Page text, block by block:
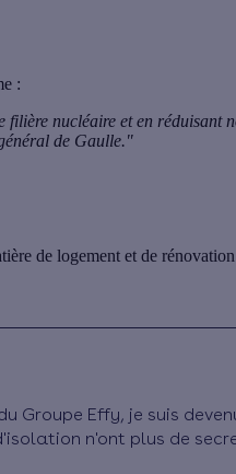
:
filière nucléaire et en
de Gaulle."
de logement et de
Groupe Effy, je suis
n'ont plus de